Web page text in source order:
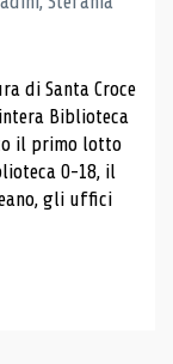
di Santa Croce
Biblioteca
il primo lotto
0-18, il
gli uffici